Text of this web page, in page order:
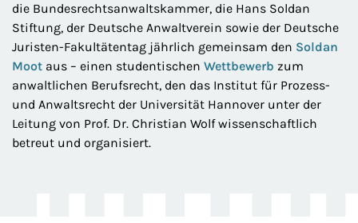
die Bundesrechtsanwaltskammer, die Hans Soldan
Stiftung, der Deutsche Anwaltverein sowie der Deutsche
Juristen-Fakultätentag jährlich gemeinsam den Soldan
Moot aus – einen studentischen Wettbewerb zum
anwaltlichen Berufsrecht, den das Institut für Prozess-
und Anwaltsrecht der Universität Hannover unter der
Leitung von Prof. Dr. Christian Wolf wissenschaftlich
betreut und organisiert.